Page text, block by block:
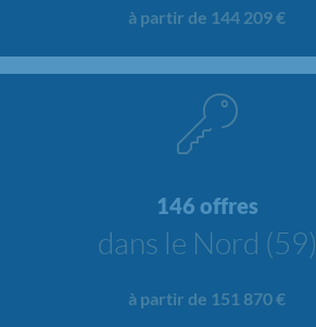
à partir de 144 209 €
146 offres
dans le Nord (59)
à partir de 151 870 €